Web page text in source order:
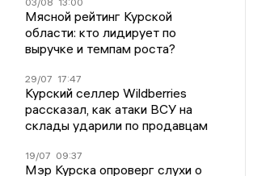
Мясной рейтинг Курской
области: кто лидирует по
выручке и темпам роста?
29/07 17:47
Курский селлер Wildberries
рассказал, как атаки ВСУ на
склады ударили по продавцам
19/07 09:37
Мэр Курска опроверг слухи о